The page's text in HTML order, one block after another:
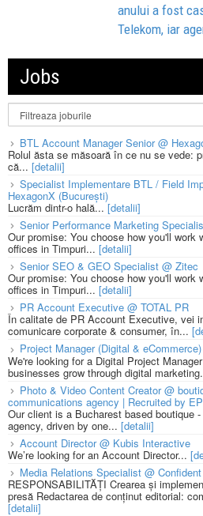
anului a fost
Telekom, iar
Jobs
BTL Account Manager Senior @
Rolul ăsta se măsoară în ce nu se vede:
că... [detalii]
Specialist Implementare BTL / Field
HexagonX (București)
Lucrăm dintr-o hală... [detalii]
Senior Performance Marketing
Our promise: You choose how you'll work
offices in Timpuri... [detalii]
Senior SEO & GEO Specialist @ Zitec
Our promise: You choose how you'll work
offices in Timpuri... [detalii]
PR Account Executive @ TOTAL PR
În calitate de PR Account Executive, vei
comunicare corporate & consumer, în...
Project Manager (Digital &
We're looking for a Digital Project
businesses grow through digital
Photo & Video Content Creator @
communications agency | Recruited by
Our client is a Bucharest based boutique
agency, driven by one... [detalii]
Account Director @ Kubis Interactive
We’re looking for an Account Director...
Media Relations Specialist @
RESPONSABILITĂȚI Crearea și
presă Redactarea de conținut editorial:
[detalii]